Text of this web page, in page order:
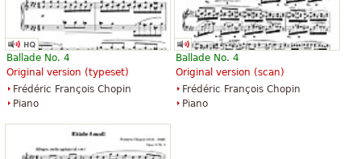
Ballade No. 4
Original version (typeset)
Frédéric François Chopin
Piano
Ballade No. 4
Original version (scan)
Frédéric François Chopin
Piano